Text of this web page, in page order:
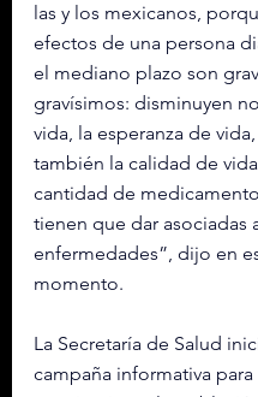
las y los mexicanos,
efectos de una persona
el mediano plazo son
gravísimos: disminuyen
vida, la esperanza de
también la calidad de
cantidad de
tienen que dar asociadas
enfermedades”, dijo en
momento.
La Secretaría de Salud
campaña informativa para